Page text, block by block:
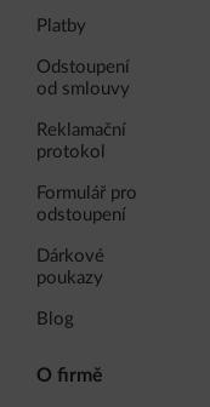
Platby
Odstoupení
od smlouvy
Reklamační
protokol
Formulář pro
odstoupení
Dárkové
poukazy
Blog
O firmě